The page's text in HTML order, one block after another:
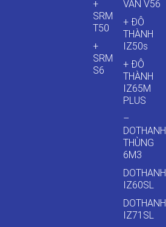
+
SRM
T50
+
SRM
S6
VAN V56
+ ĐÔ
THÀNH
IZ50s
+ ĐÔ
THÀNH
IZ65M
PLUS
–
DOTHANH
THÙNG
6M3
DOTHANH
IZ60SL
DOTHANH
IZ71SL